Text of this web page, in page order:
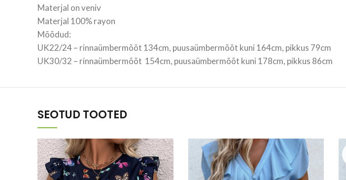
Materjal on veniv
Materjal 100% rayon
Mõõdud:
UK22/24 – rinnaümbermõõt 134cm, puusaümbermõõt kuni 164cm, pikkus 79cm
UK30/32 – rinnaümbermõõt 154cm, puusaümbermõõt kuni 178cm, pikkus 86cm
SEOTUD TOOTED